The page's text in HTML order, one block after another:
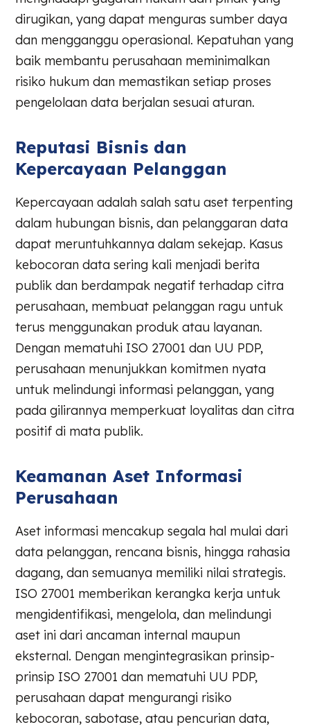
dirugikan, yang dapat menguras sumber daya
dan mengganggu operasional. Kepatuhan yang
baik membantu perusahaan meminimalkan
risiko hukum dan memastikan setiap proses
pengelolaan data berjalan sesuai aturan.
Reputasi Bisnis dan
Kepercayaan Pelanggan
Kepercayaan adalah salah satu aset terpenting
dalam hubungan bisnis, dan pelanggaran data
dapat meruntuhkannya dalam sekejap. Kasus
kebocoran data sering kali menjadi berita
publik dan berdampak negatif terhadap citra
perusahaan, membuat pelanggan ragu untuk
terus menggunakan produk atau layanan.
Dengan mematuhi ISO 27001 dan UU PDP,
perusahaan menunjukkan komitmen nyata
untuk melindungi informasi pelanggan, yang
pada gilirannya memperkuat loyalitas dan citra
positif di mata publik.
Keamanan Aset Informasi
Perusahaan
Aset informasi mencakup segala hal mulai dari
data pelanggan, rencana bisnis, hingga rahasia
dagang, dan semuanya memiliki nilai strategis.
ISO 27001 memberikan kerangka kerja untuk
mengidentifikasi, mengelola, dan melindungi
aset ini dari ancaman internal maupun
eksternal. Dengan mengintegrasikan prinsip-
prinsip ISO 27001 dan mematuhi UU PDP,
perusahaan dapat mengurangi risiko
kebocoran, sabotase, atau pencurian data,